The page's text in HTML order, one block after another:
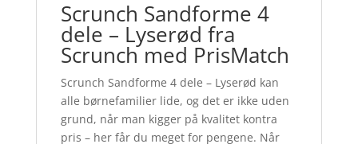
Scrunch Sandforme 4
dele – Lyserød fra
Scrunch med PrisMatch
Scrunch Sandforme 4 dele – Lyserød kan
alle børnefamilier lide, og det er ikke uden
grund, når man kigger på kvalitet kontra
pris – her får du meget for pengene. Når